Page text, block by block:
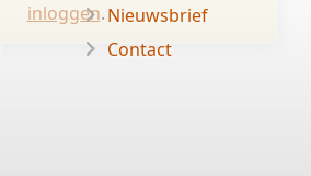
inloggen.Nieuwsbrief
Contact